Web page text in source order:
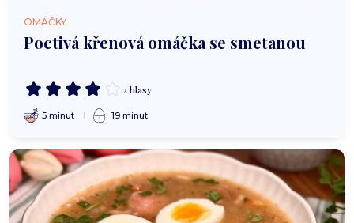
OMÁČKY
Poctivá křenová omáčka se smetanou
2 hlasy
5 minut 19 minut